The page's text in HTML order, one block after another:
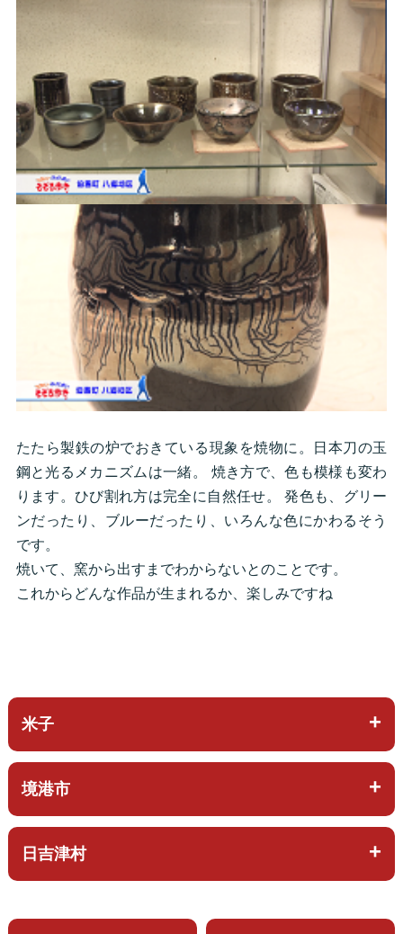
たたら製鉄の炉でおきている現象を焼物に。日本刀の玉
鋼と光るメカニズムは一緒。 焼き方で、色も模様も変わ
ります。ひび割れ方は完全に自然任せ。 発色も、グリー
ンだったり、ブルーだったり、いろんな色にかわるそう
です。
焼いて、窯から出すまでわからないとのことです。
これからどんな作品が生まれるか、楽しみですね
米子
境港市
日吉津村